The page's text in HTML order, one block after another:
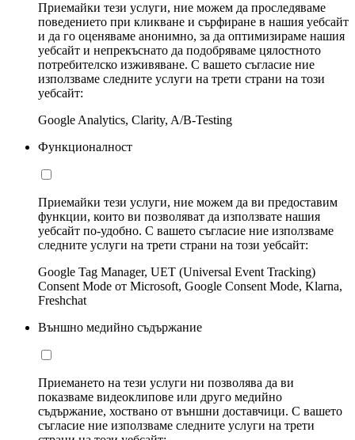
Приемайки тези услуги, ние можем да проследяваме
поведението при кликване и сърфиране в нашия уебсайт
и да го оценяваме анонимно, за да оптимизираме нашия
уебсайт и непрекъснато да подобряваме цялостното
потребителско изживяване. С вашето съгласие ние
използваме следните услуги на трети страни на този
уебсайт:
Google Analytics, Clarity, A/B-Testing
Функционалност
Приемайки тези услуги, ние можем да ви предоставим
функции, които ви позволяват да използвате нашия
уебсайт по-удобно. С вашето съгласие ние използваме
следните услуги на трети страни на този уебсайт:
Google Tag Manager, UET (Universal Event Tracking)
Consent Mode от Microsoft, Google Consent Mode, Klarna,
Freshchat
Външно медийно съдържание
Приемането на тези услуги ни позволява да ви
показваме видеоклипове или друго медийно
съдържание, хоствано от външни доставчици. С вашето
съгласие ние използваме следните услуги на трети